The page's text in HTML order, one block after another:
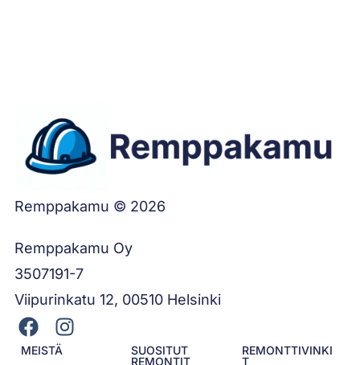
Remppakamu © 2026
Remppakamu Oy
3507191-7
Viipurinkatu 12, 00510 Helsinki
MEISTÄ
SUOSITUT
REMONTIT
REMONTTIVINKI
T